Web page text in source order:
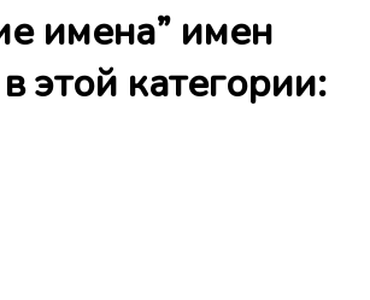
имена” имен
этой категории: